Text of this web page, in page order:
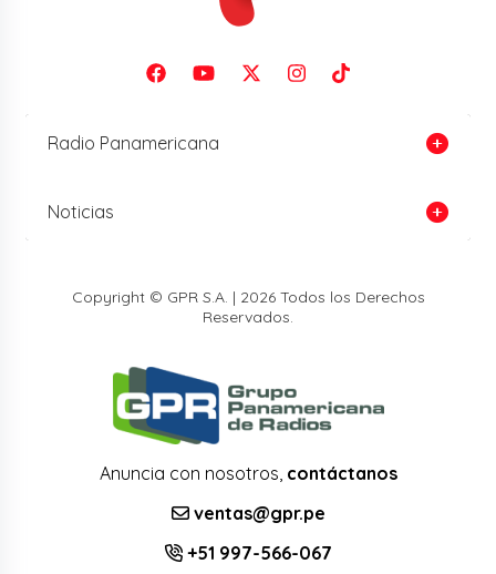
Radio Panamericana
Noticias
Copyright © GPR S.A. | 2026 Todos los Derechos
Reservados.
Anuncia con nosotros, contáctanos
ventas@gpr.pe
+51 997-566-067